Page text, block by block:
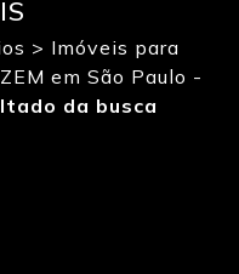
> Imóveis para
em São Paulo -
da busca